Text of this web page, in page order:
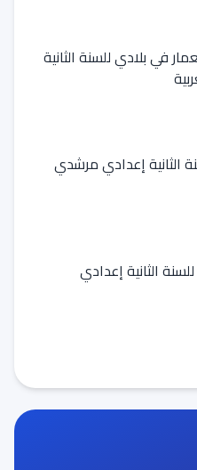
في بلادي للسنة الثانية
الثانية إعدادي مرشدي
الثانية إعدادي